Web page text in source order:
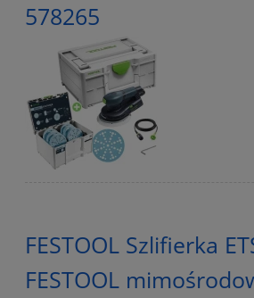
578265
FESTOOL Szlifierka
FESTOOL